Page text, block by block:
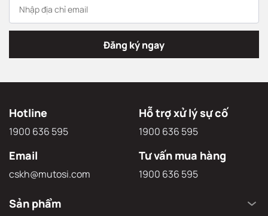
Đăng ký để nhận thông tin mới từ Mutosi cũng như các
chương trình khuyến mãi hấp dẫn
Hotline
1900 636 595
Hỗ trợ xử lý sự cố
1900 636 595
Email